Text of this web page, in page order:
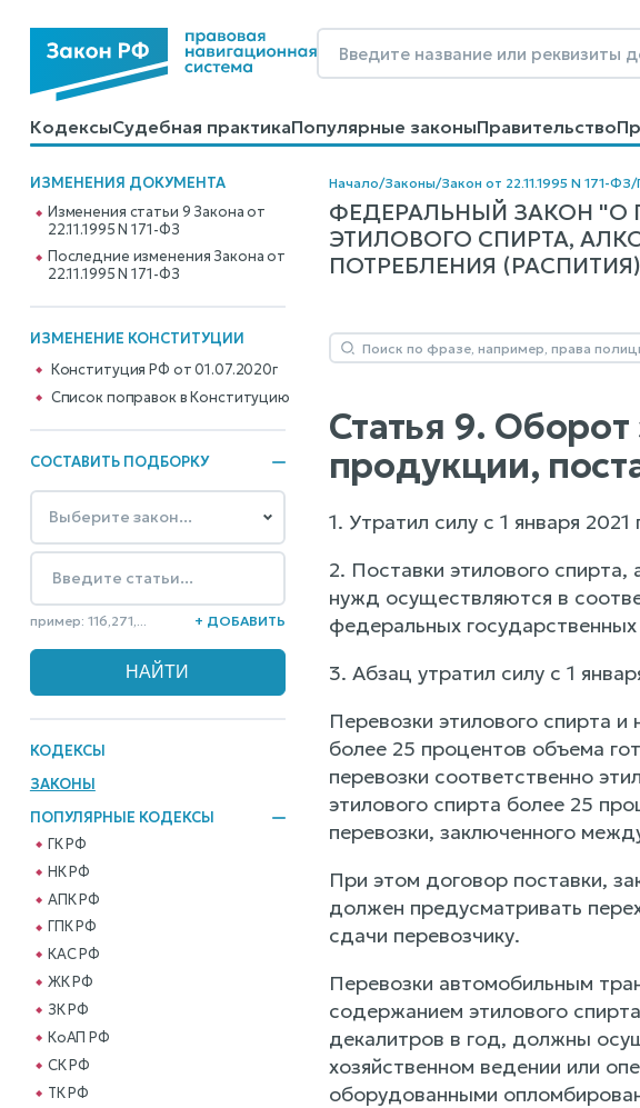
КодексыСудебная практикаПопулярные законыПравительство
КалькуляторыСправочные материалыОбразцы договоров
ИЗМЕНЕНИЯ ДОКУМЕНТА
Изменения статьи 9 Закона от
22.11.1995 N 171-ФЗ
Последние изменения Закона от
22.11.1995 N 171-ФЗ
ИЗМЕНЕНИЕ КОНСТИТУЦИИ
Конституция РФ от 01.07.2020г
Cписок поправок в Конституцию
СОСТАВИТЬ ПОДБОРКУ
пример: 116,271,... + ДОБАВИТЬ
КОДЕКСЫ
ЗАКОНЫ
ПОПУЛЯРНЫЕ КОДЕКСЫ
ГК РФ
НК РФ
АПК РФ
ГПК РФ
КАС РФ
ЖК РФ
ЗК РФ
КоАП РФ
СК РФ
ТК РФ
Начало/Законы/Закон от 22.11.1995 N 171-ФЗ/
ФЕДЕРАЛЬНЫЙ ЗАКОН "О
ЭТИЛОВОГО СПИРТА,
ПОТРЕБЛЕНИЯ
Статья 9.
продукции,
1. Утратил силу с 1 января
2. Поставки этилового
нужд осуществляются в
федеральных
3. Абзац утратил силу с 1
Перевозки этилового спирта
более 25 процентов объема
перевозки соответственно
этилового спирта более 25
перевозки, заключенного
При этом договор поставки,
должен предусматривать
сдачи перевозчику.
Перевозки автомобильным
содержанием этилового
декалитров в год, должны
хозяйственном ведении или
оборудованными